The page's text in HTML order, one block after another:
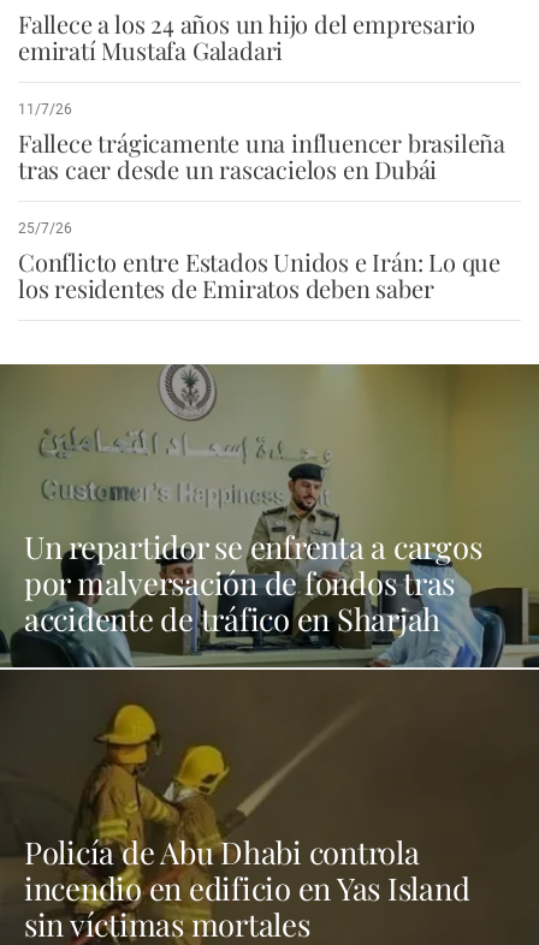
Fallece a los 24 años un hijo del empresario
emiratí Mustafa Galadari
11/7/26
Fallece trágicamente una influencer brasileña
tras caer desde un rascacielos en Dubái
25/7/26
Conflicto entre Estados Unidos e Irán: Lo que
los residentes de Emiratos deben saber
Un repartidor se enfrenta a cargos
por malversación de fondos tras
accidente de tráfico en Sharjah
Policía de Abu Dhabi controla
incendio en edificio en Yas Island
sin víctimas mortales